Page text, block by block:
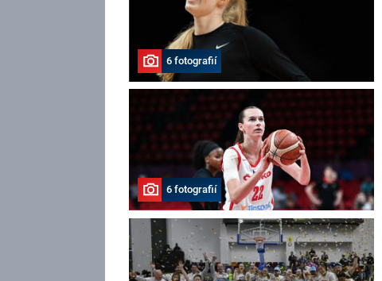
6 fotografií
6 fotografií